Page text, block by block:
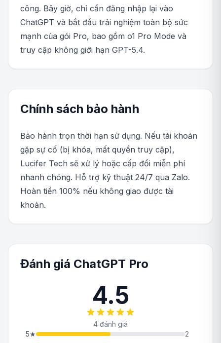
công. Bây giờ, chỉ cần đăng nhập lại vào
ChatGPT và bắt đầu trải nghiệm toàn bộ sức
mạnh của gói Pro, bao gồm o1 Pro Mode và
truy cập không giới hạn GPT-5.4.
Chính sách bảo hành
Bảo hành trọn thời hạn sử dụng. Nếu tài khoản
gặp sự cố (bị khóa, mất quyền truy cập),
Lucifer Tech sẽ xử lý hoặc cấp đổi miễn phí
nhanh chóng. Hỗ trợ kỹ thuật 24/7 qua Zalo.
Hoàn tiền 100% nếu không giao được tài
khoản.
Đánh giá ChatGPT Pro
4.5
4 đánh giá
5★
2